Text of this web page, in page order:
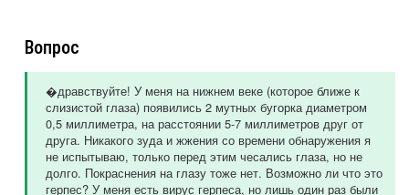
Вопрос
�дравствуйте! У меня на нижнем веке (которое ближе к
слизистой глаза) появились 2 мутных бугорка диаметром
0,5 миллиметра, на расстоянии 5-7 миллиметров друг от
друга. Никакого зуда и жжения со времени обнаружения я
не испытываю, только перед этим чесались глаза, но не
долго. Покраснения на глазу тоже нет. Возможно ли что это
герпес? У меня есть вирус герпеса, но лишь один раз были